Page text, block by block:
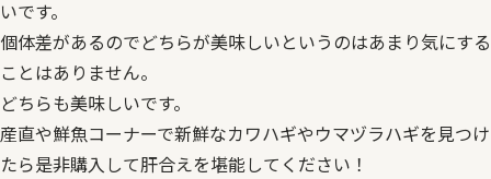
いです。
個体差があるのでどちらが美味しいというのはあまり気にする
ことはありません。
どちらも美味しいです。
産直や鮮魚コーナーで新鮮なカワハギやウマヅラハギを見つけ
たら是非購入して肝合えを堪能してください！